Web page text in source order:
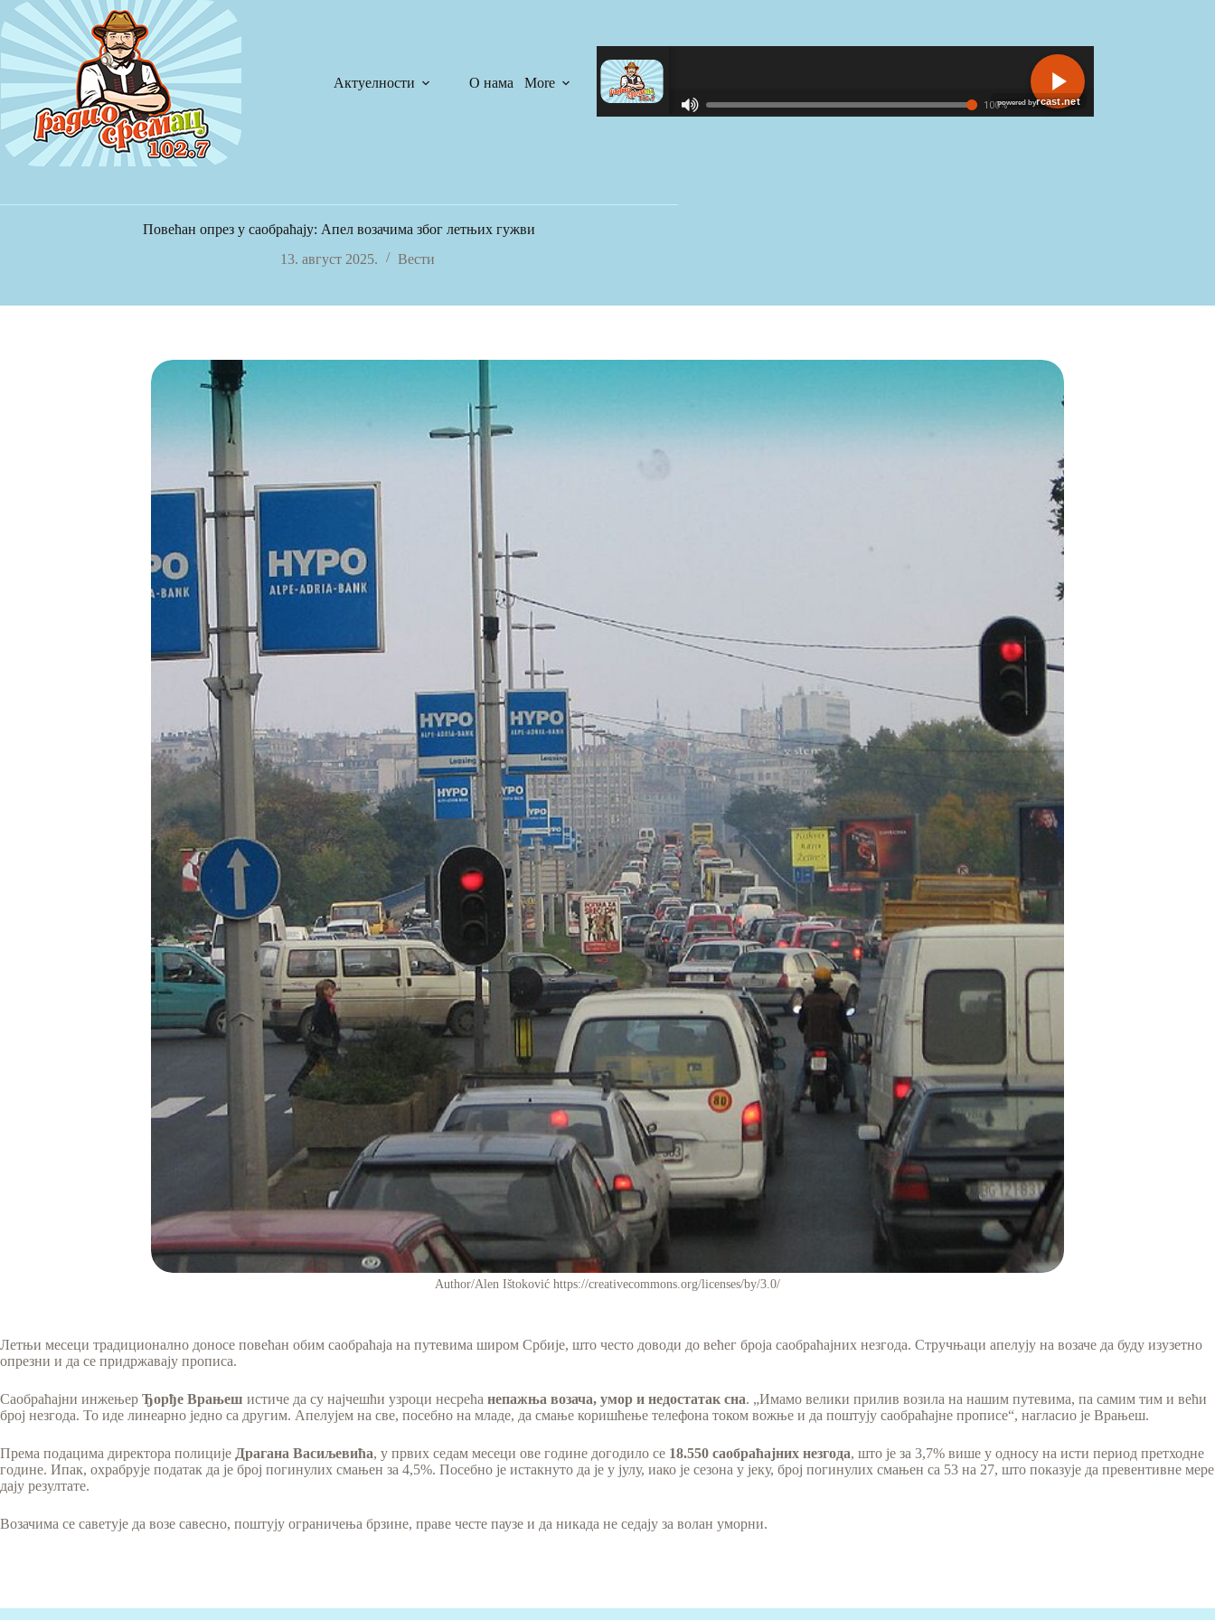
Skip
to
content
Актуелности О нама More
.
Повећан опрез у саобраћају: Апел возачима због летњих гужви
13. август 2025.
Вести
Author/Alen Ištoković https://creativecommons.org/licenses/by/3.0/
Летњи месеци традиционално доносе повећан обим саобраћаја на путевима широм Србије, што често доводи до већег броја саобраћајних незгода. Стручњаци апелују на возаче да буду изузетно
опрезни и да се придржавају прописа.
Саобраћајни инжењер Ђорђе Врањеш истиче да су најчешћи узроци несрећа непажња возача, умор и недостатак сна. „Имамо велики прилив возила на нашим путевима, па самим тим и већи
број незгода. То иде линеарно једно са другим. Апелујем на све, посебно на младе, да смање коришћење телефона током вожње и да поштују саобраћајне прописе“, нагласио је Врањеш.
Према подацима директора полиције Драгана Васиљевића, у првих седам месеци ове године догодило се 18.550 саобраћајних незгода, што је за 3,7% више у односу на исти период претходне
године. Ипак, охрабрује податак да је број погинулих смањен за 4,5%. Посебно је истакнуто да је у јулу, иако је сезона у јеку, број погинулих смањен са 53 на 27, што показује да превентивне мере
дају резултате.
Возачима се саветује да возе савесно, поштују ограничења брзине, праве честе паузе и да никада не седају за волан уморни.